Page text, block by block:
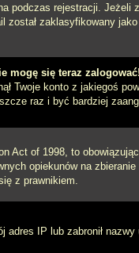
podczas rejestracji. Jeżeli
został zaklasyfikowany
mogę się teraz
Twoje konto z jakiegoś
raz i być bardziej
Act of 1998, to
opiekunów na
z prawnikiem.
adres IP lub zabronił